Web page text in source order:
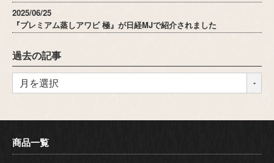
2025/06/25
『プレミアム蒸しアワビ 極』が日経MJで紹介されました
過去の記事
商品一覧